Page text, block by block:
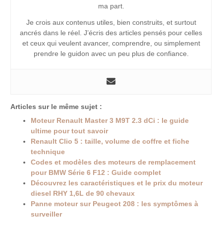
ma part.
Je crois aux contenus utiles, bien construits, et surtout
ancrés dans le réel. J’écris des articles pensés pour celles
et ceux qui veulent avancer, comprendre, ou simplement
prendre le guidon avec un peu plus de confiance.
Articles sur le même sujet :
Moteur Renault Master 3 M9T 2.3 dCi : le guide
ultime pour tout savoir
Renault Clio 5 : taille, volume de coffre et fiche
technique
Codes et modèles des moteurs de remplacement
pour BMW Série 6 F12 : Guide complet
Découvrez les caractéristiques et le prix du moteur
diesel RHY 1,6L de 90 chevaux
Panne moteur sur Peugeot 208 : les symptômes à
surveiller